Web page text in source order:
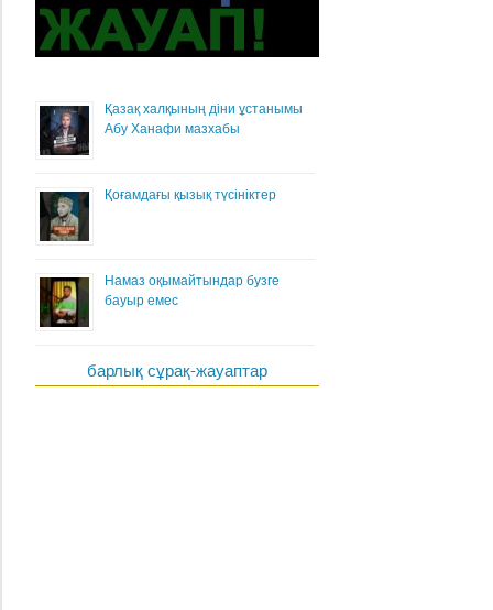
Қазақ халқының діни ұстанымы
Абу Ханафи мазхабы
Қоғамдағы қызық түсініктер
Намаз оқымайтындар бузге
бауыр емес
барлық сұрақ-жауаптар